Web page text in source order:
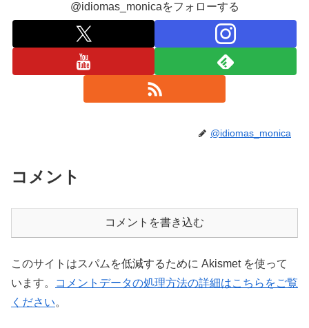
@idiomas_monicaをフォローする
@idiomas_monica
コメント
コメントを書き込む
このサイトはスパムを低減するために Akismet を使って
います。
コメントデータの処理方法の詳細はこちらをご覧
ください。